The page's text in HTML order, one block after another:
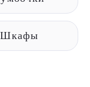
Шкафы